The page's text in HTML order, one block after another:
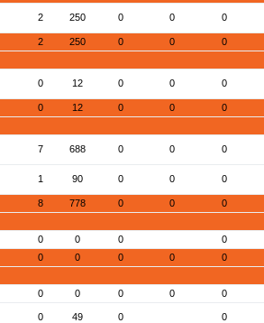
2 250 0 0 0
2 250 0 0
0
0 12 0 0 0
0 12 0 0
0
7 688 0 0 0
1 90 0 0 0
8 778 0 0
0
0 0 0
0
0 0 0 0
0
0 0 0 0
0
0 49 0 0